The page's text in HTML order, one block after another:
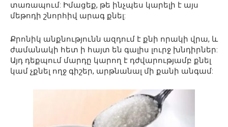
տառապում: Իմացեք, թե ինչպես կարելի է այս
մեթոդի շնորհիվ արագ քնել:
Քրոնիկ անքնությունն ազդում է քնի որակի վրա, և
ժամանակի հետ ի հայտ են գալիս լուրջ խնդիրներ:
Այդ դեքպում մարդը կարող է դժվարությամբ քնել
կամ չքնել ողջ գիշեր, արթնանալ մի քանի անգամ: